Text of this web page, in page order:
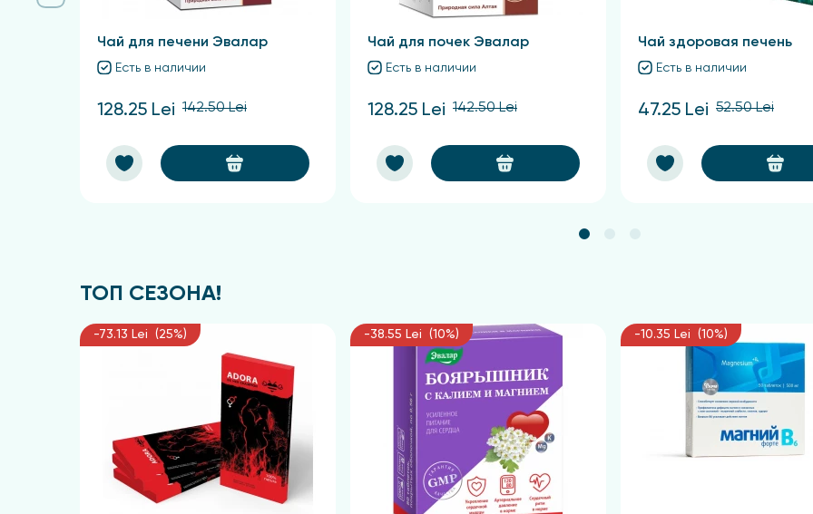
Чай для печени Эвалар
Есть в наличии
128.25 Lei 142.50 Lei
Чай для почек Эвалар
Есть в наличии
128.25 Lei 142.50 Lei
Чай здоровая печень
Есть в наличии
47.25 Lei 52.50 Lei
ТОП СЕЗОНА!
-73.13 Lei (25%) -38.55 Lei (10%) -10.35 Lei (10%)